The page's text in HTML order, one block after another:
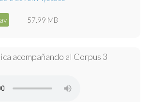
57.99 MB
acompañando al Corpus 3